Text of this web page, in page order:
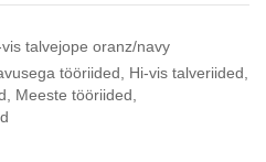
talvejope oranz/navy
tööriided Hi-vis talveriided
Meeste tööriided